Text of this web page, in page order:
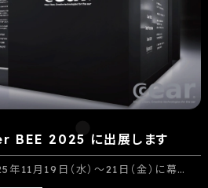
BEE 2025 に出展します
11月19日（水）〜21日（金）に幕…